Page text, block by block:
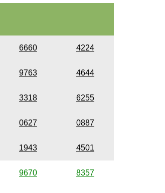
6660 4224
9763 4644
3318 6255
0627 0887
1943 4501
9670 8357